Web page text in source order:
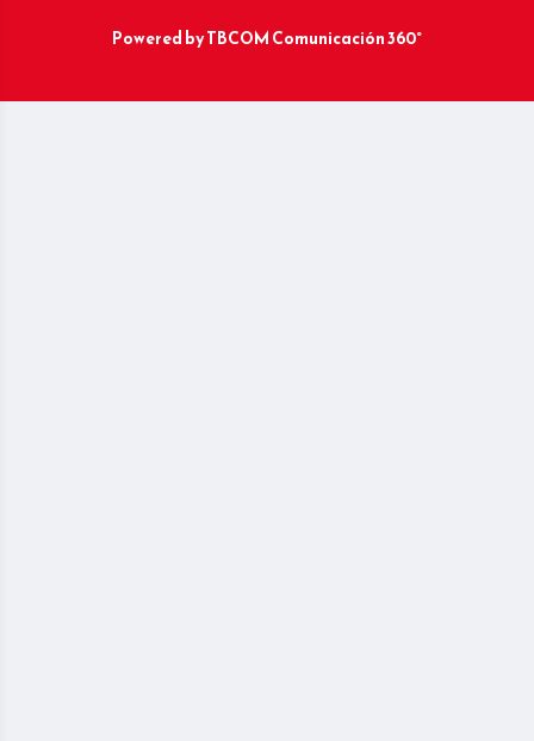
Powered byTBCOM Comunicación 360°